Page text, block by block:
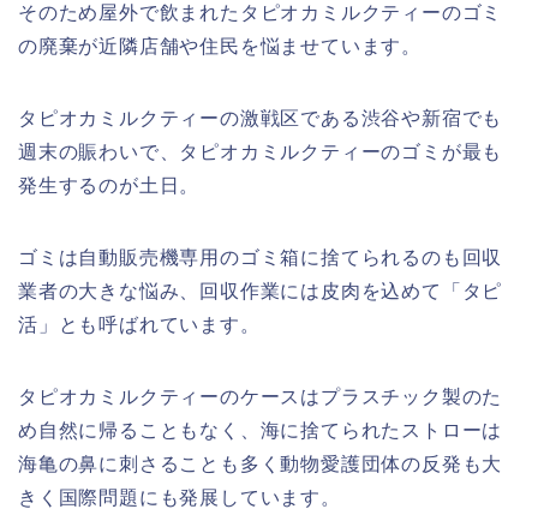
そのため屋外で飲まれたタピオカミルクティーのゴミ
の廃棄が近隣店舗や住民を悩ませています。
タピオカミルクティーの激戦区である渋谷や新宿でも
週末の賑わいで、タピオカミルクティーのゴミが最も
発生するのが土日。
ゴミは自動販売機専用のゴミ箱に捨てられるのも回収
業者の大きな悩み、回収作業には皮肉を込めて「タピ
活」とも呼ばれています。
タピオカミルクティーのケースはプラスチック製のた
め自然に帰ることもなく、海に捨てられたストローは
海亀の鼻に刺さることも多く動物愛護団体の反発も大
きく国際問題にも発展しています。